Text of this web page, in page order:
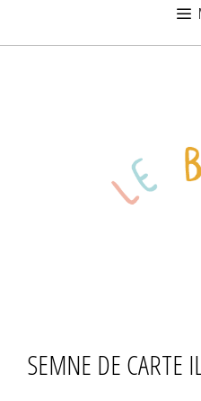
conținut
SEMNE DE CARTE